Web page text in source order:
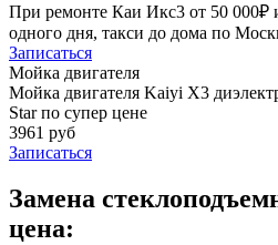
При ремонте Каи Икс3 от 50 000₽
одного дня, такси до дома по
Записаться
Мойка двигателя
Мойка двигателя Kaiyi X3
Star по супер цене
3961 руб
Записаться
Замена
цена: